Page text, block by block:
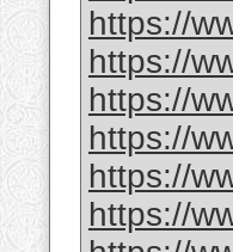
https://
https://
https://
https://
https://
https://